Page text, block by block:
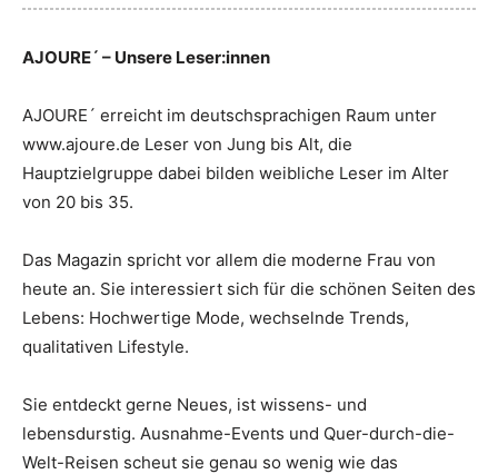
AJOURE´ – Unsere Leser:innen
AJOURE´ erreicht im deutschsprachigen Raum unter
www.ajoure.de Leser von Jung bis Alt, die
Hauptzielgruppe dabei bilden weibliche Leser im Alter
von 20 bis 35.
Das Magazin spricht vor allem die moderne Frau von
heute an. Sie interessiert sich für die schönen Seiten des
Lebens: Hochwertige Mode, wechselnde Trends,
qualitativen Lifestyle.
Sie entdeckt gerne Neues, ist wissens- und
lebensdurstig. Ausnahme-Events und Quer-durch-die-
Welt-Reisen scheut sie genau so wenig wie das